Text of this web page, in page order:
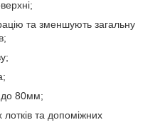
та зменшують загальну
до 80мм;
лотків та допоміжних